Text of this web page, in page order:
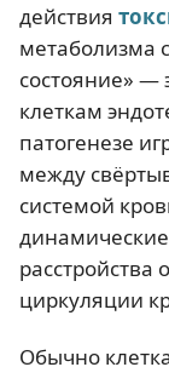
действия
метаболизма
состояние» —
клеткам
патогенезе
между
системой
циркуляции
Обычно